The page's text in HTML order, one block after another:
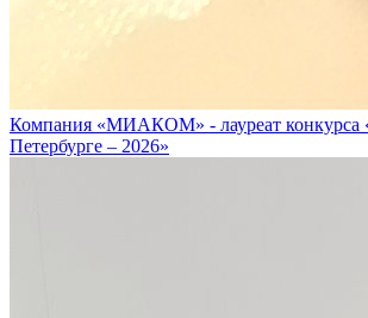
Компания «МИАКОМ» - лауреат конкурса
Петербурге – 2026»